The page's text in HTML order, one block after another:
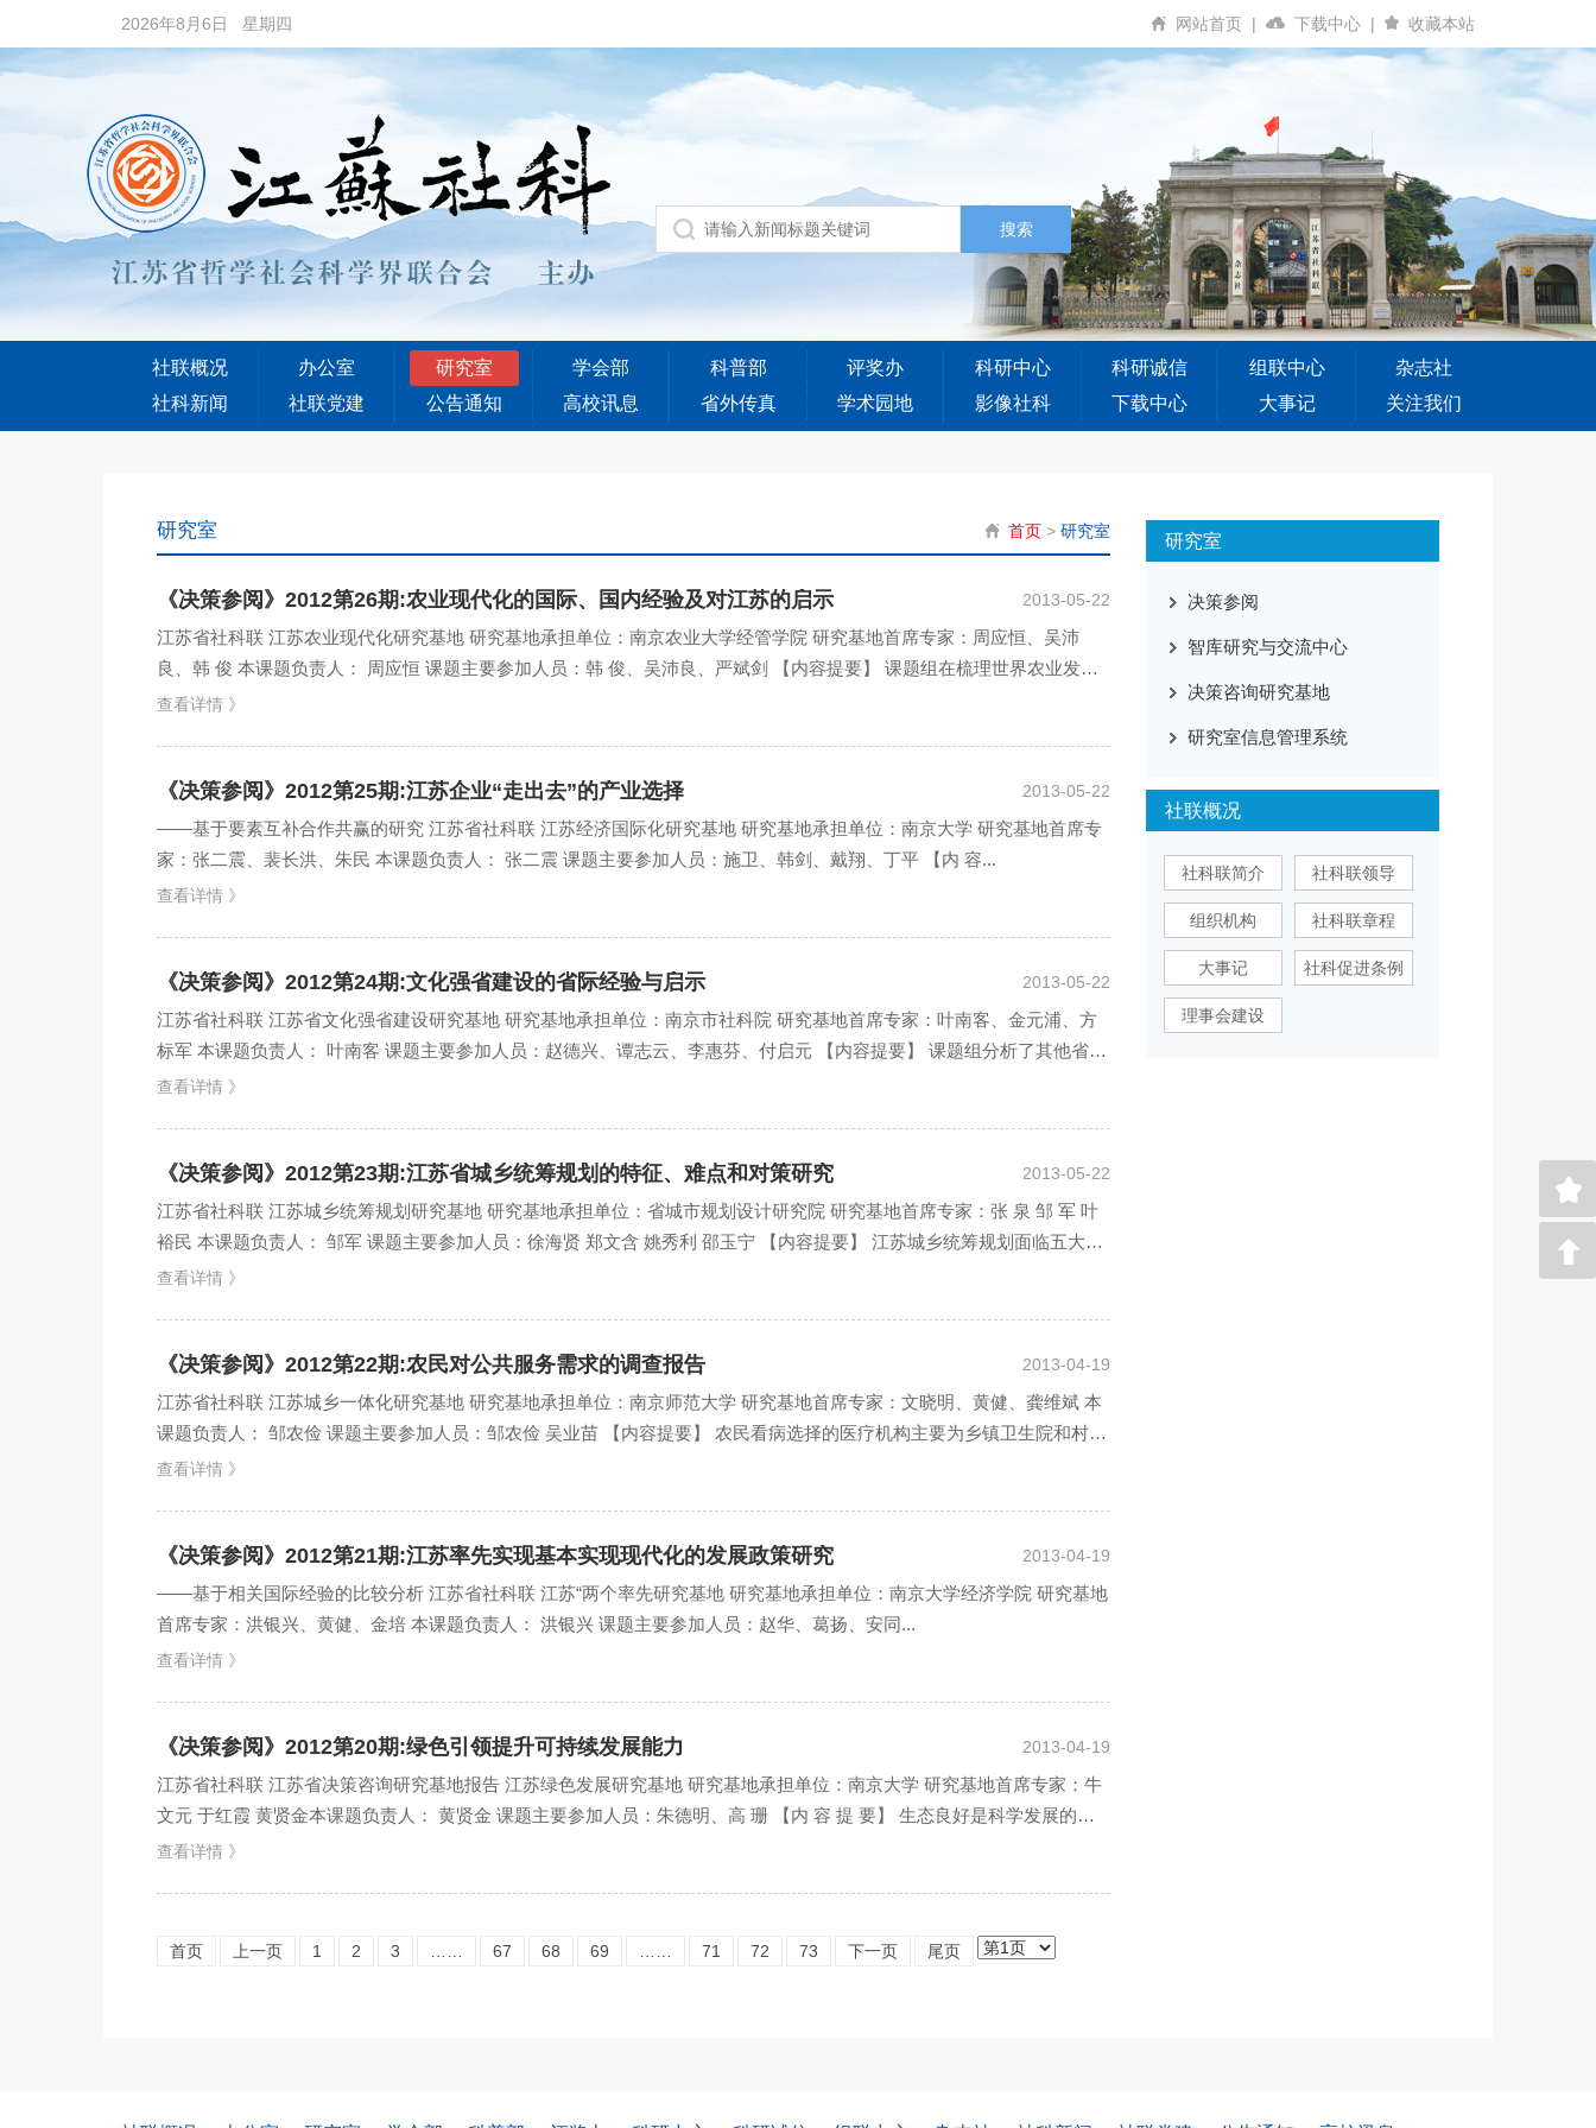
2026年8月6日 星期四 网站首页 | 下载中心 | 收藏本站
社联概况 办公室 研究室 学会部 科普部 评奖办 科研中心 科研诚信 组联中心
杂志社
社科新闻
社联党建 公告通知 高校讯息 省外传真 学术园地 影像社科 下载中心 大事记 关注我们
研究室 首页> 研究室
2013-05-22
《决策参阅》2012第26期:农业现代化的国际、国内经验及对江苏的启示
江苏省社科联 江苏农业现代化研究基地 研究基地承担单位：南京农业大学经管学院 研究基地首席专家：周应恒、吴沛
良、韩 俊 本课题负责人： 周应恒 课题主要参加人员：韩 俊、吴沛良、严斌剑 【内容提要】 课题组在梳理世界农业发展
历程、总结国内...
查看详情 》
2013-05-22
《决策参阅》2012第25期:江苏企业“走出去”的产业选择
——基于要素互补合作共赢的研究 江苏省社科联 江苏经济国际化研究基地 研究基地承担单位：南京大学 研究基地首席专
家：张二震、裴长洪、朱民 本课题负责人： 张二震 课题主要参加人员：施卫、韩剑、戴翔、丁平 【内 容...
查看详情 》
2013-05-22
《决策参阅》2012第24期:文化强省建设的省际经验与启示
江苏省社科联 江苏省文化强省建设研究基地 研究基地承担单位：南京市社科院 研究基地首席专家：叶南客、金元浦、方
标军 本课题负责人： 叶南客 课题主要参加人员：赵德兴、谭志云、李惠芬、付启元 【内容提要】 课题组分析了其他省份
在&ldquo...
查看详情 》
2013-05-22
《决策参阅》2012第23期:江苏省城乡统筹规划的特征、难点和对策研究
江苏省社科联 江苏城乡统筹规划研究基地 研究基地承担单位：省城市规划设计研究院 研究基地首席专家：张 泉 邹 军 叶
裕民 本课题负责人： 邹军 课题主要参加人员：徐海贤 郑文含 姚秀利 邵玉宁 【内容提要】 江苏城乡统筹规划面临五大难
点问...
查看详情 》
2013-04-19
《决策参阅》2012第22期:农民对公共服务需求的调查报告
江苏省社科联 江苏城乡一体化研究基地 研究基地承担单位：南京师范大学 研究基地首席专家：文晓明、黄健、龚维斌 本
课题负责人： 邹农俭 课题主要参加人员：邹农俭 吴业苗 【内容提要】 农民看病选择的医疗机构主要为乡镇卫生院和村卫
生所。农民就...
查看详情 》
2013-04-19
《决策参阅》2012第21期:江苏率先实现基本实现现代化的发展政策研究
——基于相关国际经验的比较分析 江苏省社科联 江苏“两个率先研究基地 研究基地承担单位：南京大学经济学院 研究基地
首席专家：洪银兴、黄健、金培 本课题负责人： 洪银兴 课题主要参加人员：赵华、葛扬、安同...
查看详情 》
2013-04-19
《决策参阅》2012第20期:绿色引领提升可持续发展能力
江苏省社科联 江苏省决策咨询研究基地报告 江苏绿色发展研究基地 研究基地承担单位：南京大学 研究基地首席专家：牛
文元 于红霞 黄贤金本课题负责人： 黄贤金 课题主要参加人员：朱德明、高 珊 【内 容 提 要】 生态良好是科学发展的重
要标志...
查看详情 》
首页 上一页 1 2 3 67 68 69 71 72 73 下一页 尾页
研究室
决策参阅
智库研究与交流中心
决策咨询研究基地
研究室信息管理系统
社联概况
社科联简介 社科联领导
组织机构 社科联章程
大事记 社科促进条例
理事会建设